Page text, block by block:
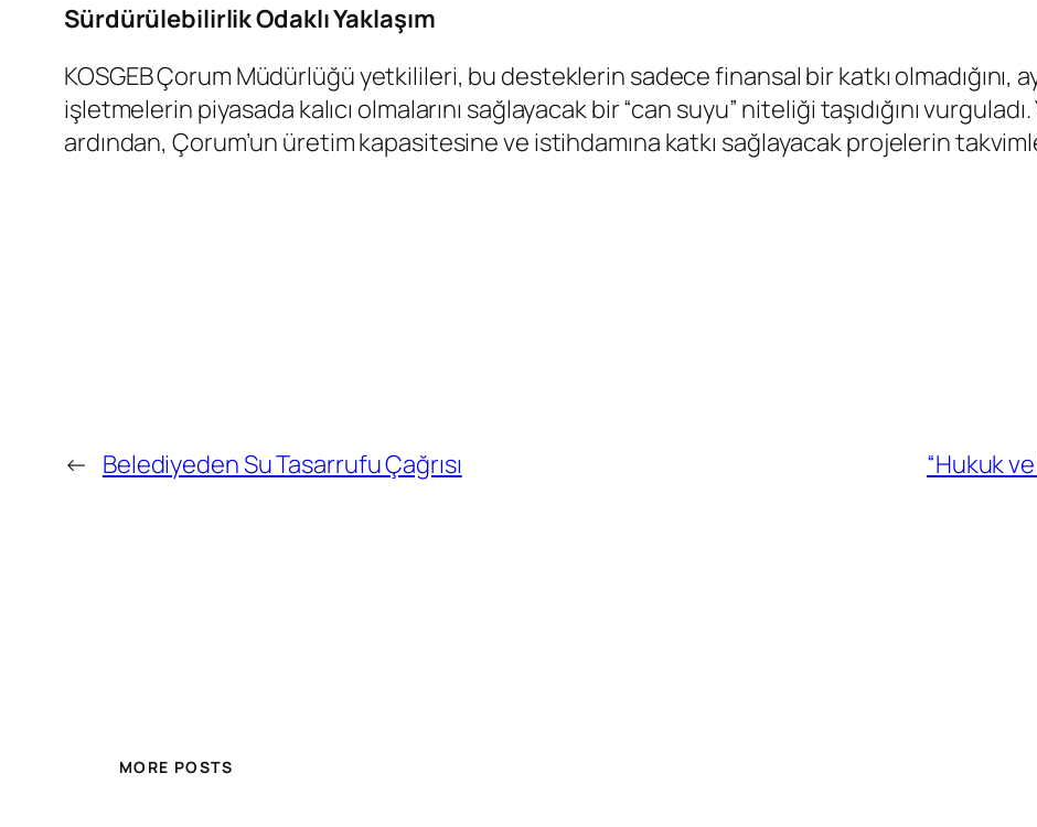
Sürdürülebilirlik Odaklı Yaklaşım
​KOSGEB Çorum Müdürlüğü yetkilileri, bu desteklerin sadece finansal bir katkı olmadığını,
işletmelerin piyasada kalıcı olmalarını sağlayacak bir “can suyu” niteliği taşıdığını
ardından, Çorum’un üretim kapasitesine ve istihdamına katkı sağlayacak projelerin
← Belediyeden Su Tasarrufu Çağrısı “Hukuk
MORE POSTS